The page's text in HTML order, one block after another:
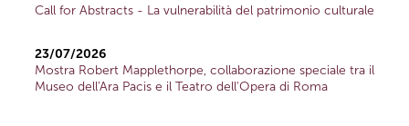
Call for Abstracts - La vulnerabilità del patrimonio culturale
23/07/2026
Mostra Robert Mapplethorpe, collaborazione speciale tra il
Museo dell'Ara Pacis e il Teatro dell'Opera di Roma